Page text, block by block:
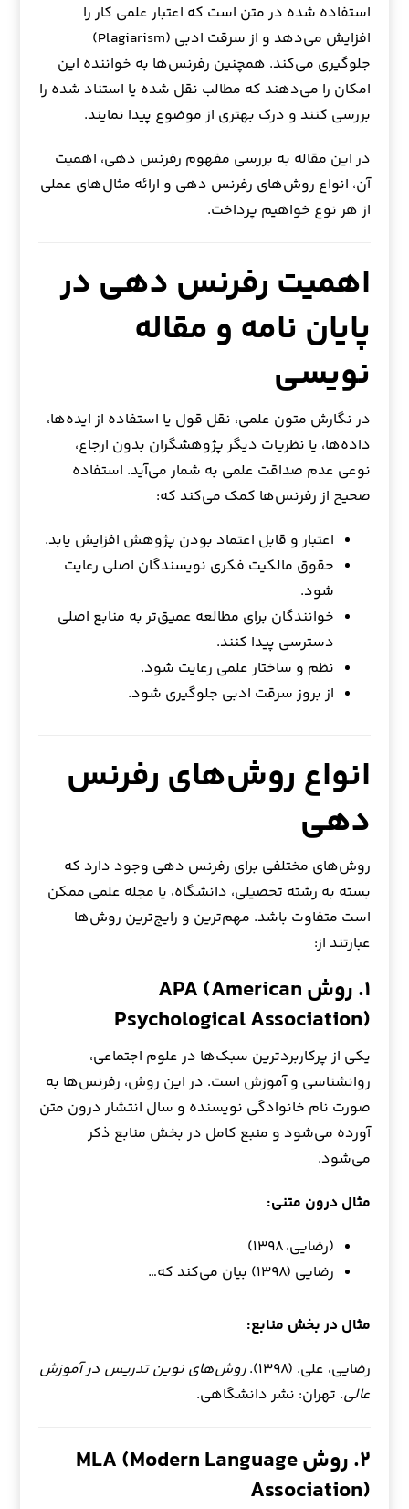
استفاده شده در متن است که اعتبار علمی کار را
افزایش می‌دهد و از سرقت ادبی (Plagiarism)
جلوگیری می‌کند. همچنین رفرنس‌ها به خواننده این
امکان را می‌دهند که مطالب نقل شده یا استناد شده را
بررسی کنند و درک بهتری از موضوع پیدا نمایند.
در این مقاله به بررسی مفهوم رفرنس دهی، اهمیت
آن، انواع روش‌های رفرنس دهی و ارائه مثال‌های عملی
از هر نوع خواهیم پرداخت.
اهمیت رفرنس دهی در
پایان نامه و مقاله
نویسی
در نگارش متون علمی، نقل قول یا استفاده از ایده‌ها،
داده‌ها، یا نظریات دیگر پژوهشگران بدون ارجاع،
نوعی عدم صداقت علمی به شمار می‌آید. استفاده
صحیح از رفرنس‌ها کمک می‌کند که:
اعتبار و قابل اعتماد بودن پژوهش افزایش یابد.
حقوق مالکیت فکری نویسندگان اصلی رعایت
شود.
خوانندگان برای مطالعه عمیق‌تر به منابع اصلی
دسترسی پیدا کنند.
نظم و ساختار علمی رعایت شود.
از بروز سرقت ادبی جلوگیری شود.
انواع روش‌های رفرنس
دهی
روش‌های مختلفی برای رفرنس دهی وجود دارد که
بسته به رشته تحصیلی، دانشگاه، یا مجله علمی ممکن
است متفاوت باشد. مهم‌ترین و رایج‌ترین روش‌ها
عبارتند از:
۱. روش APA (American
Psychological Association)
یکی از پرکاربردترین سبک‌ها در علوم اجتماعی،
روانشناسی و آموزش است. در این روش، رفرنس‌ها به
صورت نام خانوادگی نویسنده و سال انتشار درون متن
آورده می‌شود و منبع کامل در بخش منابع ذکر
می‌شود.
مثال درون متنی:
(رضایی، ۱۳۹۸)
رضایی (۱۳۹۸) بیان می‌کند که…
مثال در بخش منابع:
رضایی، علی. (۱۳۹۸).
روش‌های نوین تدریس در آموزش
عالی. تهران: نشر دانشگاهی.
۲. روش MLA (Modern Language
Association)